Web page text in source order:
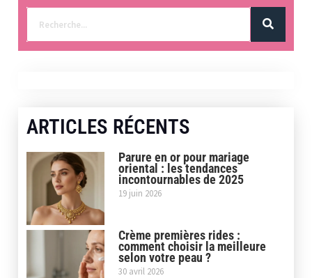
ARTICLES RÉCENTS
Parure en or pour mariage
oriental : les tendances
incontournables de 2025
19 juin 2026
Crème premières rides :
comment choisir la meilleure
selon votre peau ?
30 avril 2026